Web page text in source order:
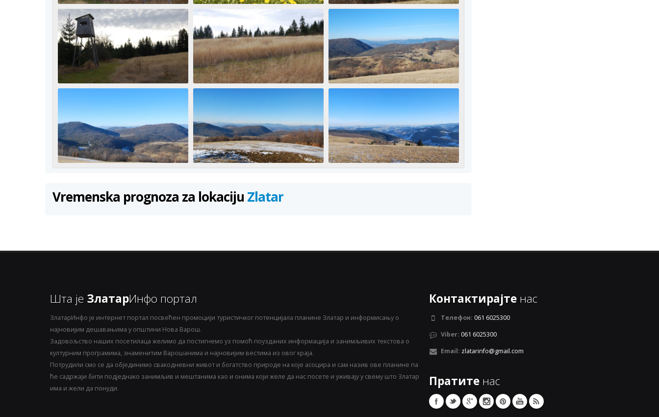
Vremenska prognoza za lokaciju Zlatar
Шта је ЗлатарИнфо портал
ЗлатарИнфо је интернет портал посвећен промоцији туристичког потенцијала планине Златар и информисању о
најновијим дешавањима у општини Нова Варош.
Задовољство наших посетилаца желимо да постигнемо уз помоћ поузданих информација и занимљивих текстова о
културним програмима, знаменитим Варошанима и најновијим вестима из овог краја.
Потрудили смо се да објединимо свакодневни живот и богатство природе на које асоцира и сам назив ове планине па
ће садржаји бити подједнако занимљив и мештанима као и онима који желе да нас посете и уживају у свему што Златар
има и жели да понуди.
Контактирајте нас
Телефон: 061 6025300
Viber: 061 6025300
Email: zlatarinfo@gmail.com
Пратите нас